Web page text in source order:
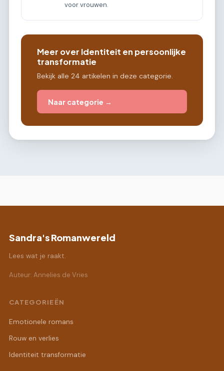
voor vrouwen.
Meer over Identiteit en persoonlijke
transformatie
Bekijk alle 24 artikelen in deze categorie.
Naar categorie →
Sandra's Romanwereld
Lees wat je raakt.
Auteur: Annelies de Vries
CATEGORIEËN
Emotionele romans
Rouw en verlies
Identiteit transformatie